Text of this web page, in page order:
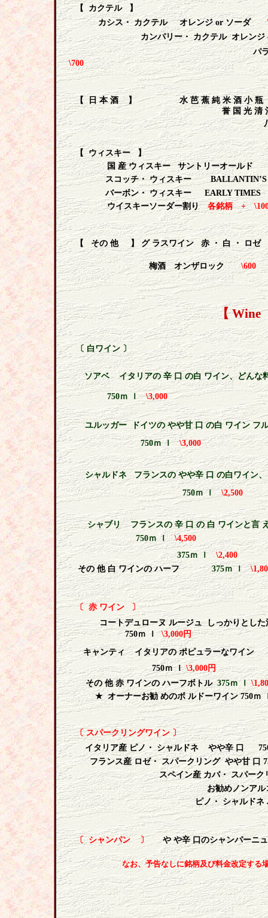
【 カクテル
】
カシス・ カクテル
オレンジorソーダ
カンパリー・ カクテル オレンジ
パライソ・ カ
\700
【 日 本 酒 】
水 芭 蕉 純 米 酒 小 瓶
誉 国 光 清
【 ウィスキー
】
国 産 ウィスキー
サントリーオールド
スコッチ・ ウィスキーBALLANTIN’S
バーボン・ ウィスキー
EARLY TIMES
ウイスキーソーダー割り各銘柄+
【 その 他 】 グ ラスワイン 赤 ・ 白 ・ ロゼ
梅酒 オンザロック\600
【 Wine
〔 白ワイン 〕
ソアベ イタリアの 辛 口 の白 ワイン、どんな
750ｍ ｌ \3,000
ユルッガー
ドイツの やや甘 口 の白 ワイン フ
750ｍ ｌ \3,000
シャルドネ
フランスの やや辛 口 の白ワイン
750ｍ ｌ \2,500
シャブリ
フランスの 辛 口 の 白 ワインと言
750ｍ ｌ
\4,500
375ｍ ｌ
\2,400
その 他 白 ワインの ハーフ
375ｍ ｌ
〔 赤 ワイン
〕
コートデュローヌ ルージュ
しっかりとし
750ｍ ｌ \3,000円
キャンティ
イタリアの ポピュラーなワイン
750ｍ ｌ\3,000円
その 他 赤 ワインの ハーフボトル 375ｍ ｌ
★ オーナーお勧 めのボ ルドーワイン750ｍ
〔 スパークリングワイン 〕
イタリア産 ピノ・ シャルドネ
やや辛 口
フランス産 ロゼ・ スパークリング やや甘 口
スペイン産 カバ・ スパーク
お勧めノンアルコール スパ
ピノ・ シャルドネ
〔 シャンパン 〕 や や辛 口のシャンパーニュ
なお、予告なしに銘柄及び料金改定する